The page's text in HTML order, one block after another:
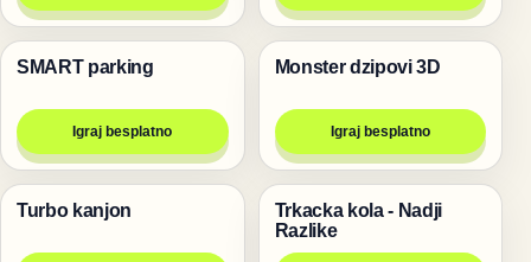
Trke
SMART parking
Igraj besplatno
Trke
Monster dzipovi 3D
Igraj besplatno
Trke
Turbo kanjon Trke
Trkacka kola - Nadji
Razlike